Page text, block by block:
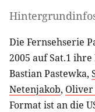
Die Fernsehserie
2005 auf Sat.1
Bastian Pastewka,
Netenjakob, Oliver
Format ist an die